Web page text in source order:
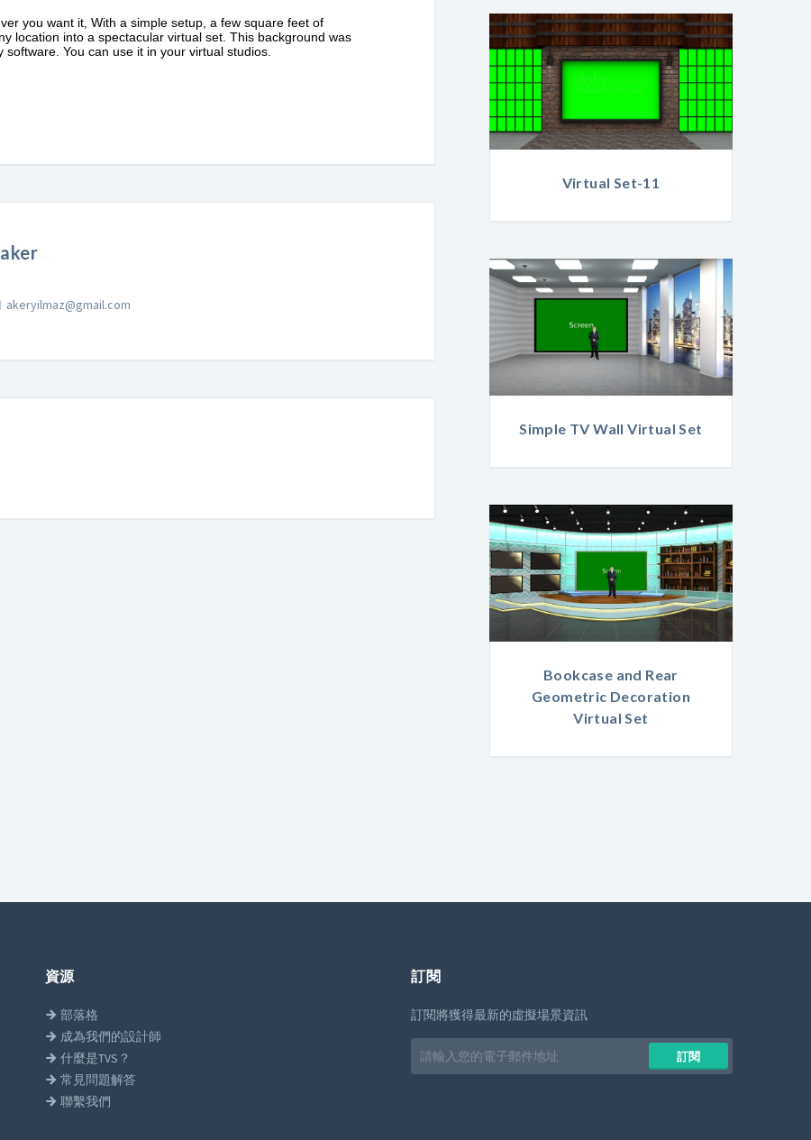
you want it, With a simple setup, a few square feet of
location into a spectacular virtual set. This background was
You can use it in your virtual studios.
akeryilmaz@gmail.com
Virtual Set-11
Simple TV Wall Virtual Set
Bookcase and Rear
Geometric Decoration
Virtual Set
資源
部落格
成為我們的設計師
什麼是TVS？
常見問題解答
聯繫我們
訂閱
訂閱將獲得最新的虛擬場景資訊
Email
address
訂閱